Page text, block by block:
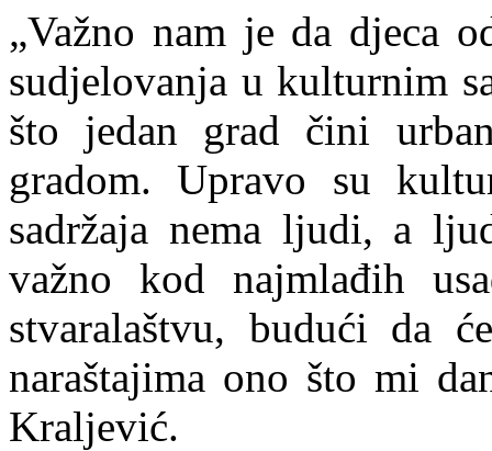
„Važno nam je da djeca
sudjelovanja u kulturnim
što jedan grad čini
gradom. Upravo su
sadržaja nema ljudi, a
važno kod najmlađih
stvaralaštvu, budući da
naraštajima ono što mi
Kraljević.